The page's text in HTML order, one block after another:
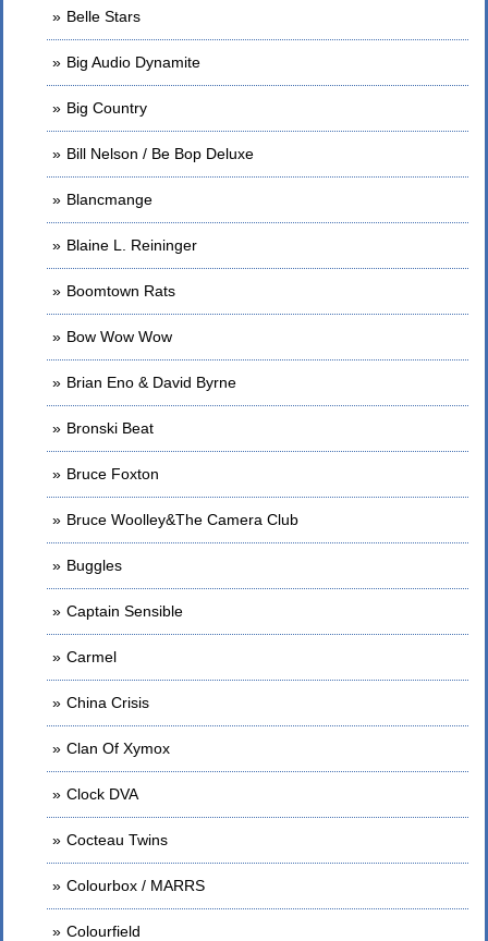
Belle Stars
Big Audio Dynamite
Big Country
Bill Nelson / Be Bop Deluxe
Blancmange
Blaine L. Reininger
Boomtown Rats
Bow Wow Wow
Brian Eno & David Byrne
Bronski Beat
Bruce Foxton
Bruce Woolley&The Camera Club
Buggles
Captain Sensible
Carmel
China Crisis
Clan Of Xymox
Clock DVA
Cocteau Twins
Colourbox / MARRS
Colourfield